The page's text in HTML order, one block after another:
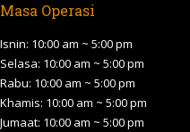
opens
in
new
window
opens
in
new
window
opens
in
new
window
opens
in
new
window
in
new
window
Masa Operasi
Isnin: 10:00 am ~ 5:00 pm
Selasa: 10:00 am ~ 5:00 pm
Rabu: 10:00 am ~ 5:00 pm
Khamis: 10:00 am ~ 5:00 pm
Jumaat: 10:00 am ~ 5:00 pm